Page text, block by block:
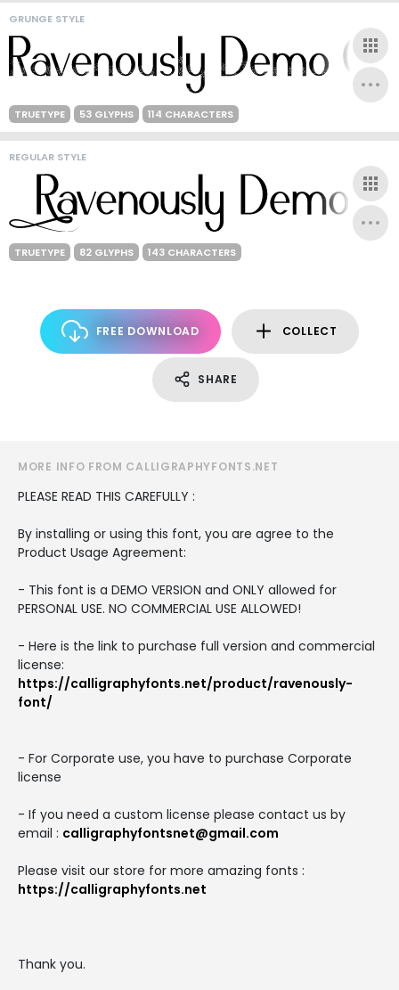
GRUNGE STYLE
TRUETYPE 53 GLYPHS 114 CHARACTERS
REGULAR STYLE
TRUETYPE 82 GLYPHS 143 CHARACTERS
FREE DOWNLOAD COLLECT
SHARE
MORE INFO FROM CALLIGRAPHYFONTS.NET
PLEASE READ THIS CAREFULLY :
By installing or using this font, you are agree to the
Product Usage Agreement:
- This font is a DEMO VERSION and ONLY allowed for
PERSONAL USE. NO COMMERCIAL USE ALLOWED!
- Here is the link to purchase full version and commercial
license:
https://calligraphyfonts.net/product/ravenously-
font/
- For Corporate use, you have to purchase Corporate
license
- If you need a custom license please contact us by
email : calligraphyfontsnet@gmail.com
Please visit our store for more amazing fonts :
https://calligraphyfonts.net
Thank you.